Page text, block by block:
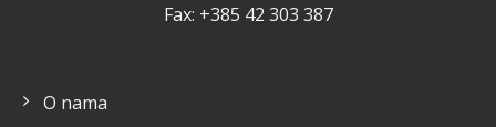
Fax: +385 42 303 387
O nama